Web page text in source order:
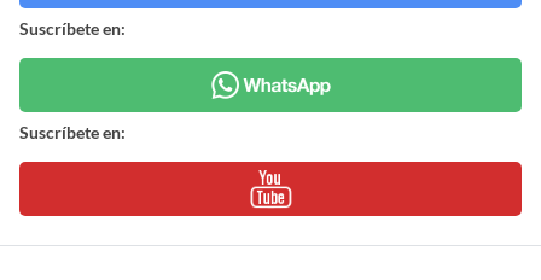
Suscríbete en:
Suscríbete en: